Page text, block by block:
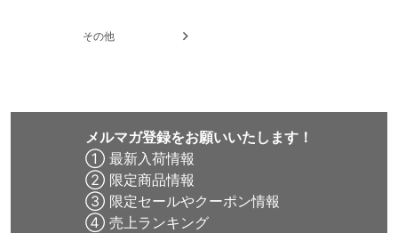
その他
メルマガ登録をお願いいたします！
① 最新入荷情報
② 限定商品情報
③ 限定セールやクーポン情報
④ 売上ランキング